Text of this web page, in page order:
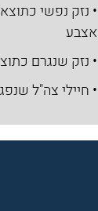
• נזק נפשי
אצבע
• נזק שנגרם
• חיילי צה"ל